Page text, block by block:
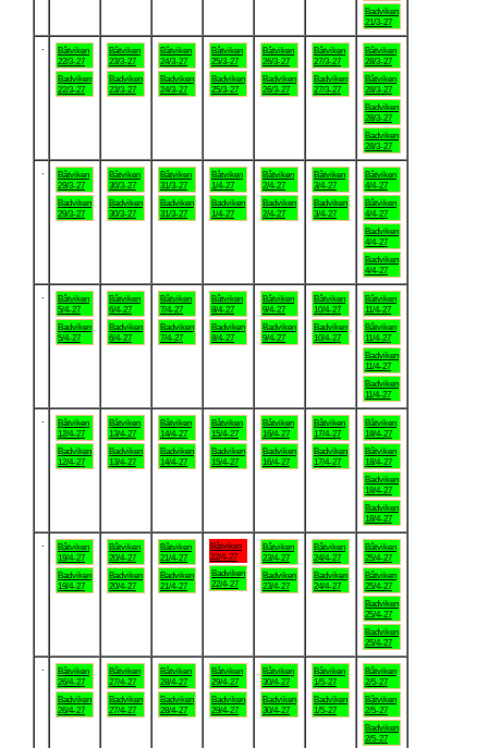
Badviken
21/3-27
Båtviken
22/3-27
Badviken
22/3-27
Båtviken
23/3-27
Badviken
23/3-27
Båtviken
24/3-27
Badviken
24/3-27
Båtviken
25/3-27
Badviken
25/3-27
Båtviken
26/3-27
Badviken
26/3-27
Båtviken
27/3-27
Badviken
27/3-27
Båtviken
28/3-27
Båtviken
28/3-27
Badviken
28/3-27
Badviken
28/3-27
Båtviken
29/3-27
Badviken
29/3-27
Båtviken
30/3-27
Badviken
30/3-27
Båtviken
31/3-27
Badviken
31/3-27
Båtviken
1/4-27
Badviken
1/4-27
Båtviken
2/4-27
Badviken
2/4-27
Båtviken
3/4-27
Badviken
3/4-27
Båtviken
4/4-27
Båtviken
4/4-27
Badviken
4/4-27
Badviken
4/4-27
Båtviken
5/4-27
Badviken
5/4-27
Båtviken
6/4-27
Badviken
6/4-27
Båtviken
7/4-27
Badviken
7/4-27
Båtviken
8/4-27
Badviken
8/4-27
Båtviken
9/4-27
Badviken
9/4-27
Båtviken
10/4-27
Badviken
10/4-27
Båtviken
11/4-27
Båtviken
11/4-27
Badviken
11/4-27
Badviken
11/4-27
Båtviken
12/4-27
Badviken
12/4-27
Båtviken
13/4-27
Badviken
13/4-27
Båtviken
14/4-27
Badviken
14/4-27
Båtviken
15/4-27
Badviken
15/4-27
Båtviken
16/4-27
Badviken
16/4-27
Båtviken
17/4-27
Badviken
17/4-27
Båtviken
18/4-27
Båtviken
18/4-27
Badviken
18/4-27
Badviken
18/4-27
Båtviken
19/4-27
Badviken
19/4-27
Båtviken
20/4-27
Badviken
20/4-27
Båtviken
21/4-27
Badviken
21/4-27
Båtviken
22/4-27
Badviken
22/4-27
Båtviken
23/4-27
Badviken
23/4-27
Båtviken
24/4-27
Badviken
24/4-27
Båtviken
25/4-27
Båtviken
25/4-27
Badviken
25/4-27
Badviken
25/4-27
Båtviken
26/4-27
Badviken
26/4-27
Båtviken
27/4-27
Badviken
27/4-27
Båtviken
28/4-27
Badviken
28/4-27
Båtviken
29/4-27
Badviken
29/4-27
Båtviken
30/4-27
Badviken
30/4-27
Båtviken
1/5-27
Badviken
1/5-27
Båtviken
2/5-27
Båtviken
2/5-27
Badviken
2/5-27